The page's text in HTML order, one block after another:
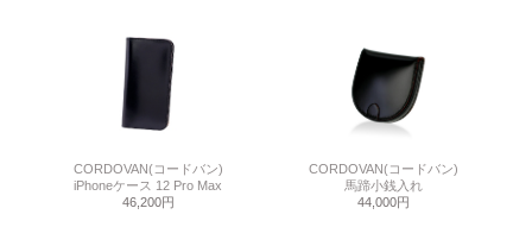
CORDOVAN(コードバン)
iPhoneケース 12 Pro Max
46,200円
CORDOVAN(コードバン)
馬蹄小銭入れ
44,000円